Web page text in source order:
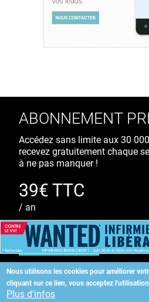
Nous utilisons les cookies pour améliorer
cliquant sur ce lien, vous acceptez
Plus d'infos
ABONNEMENT
Accédez sans limite aux 30
recevez gratuitement chaque
à ne pas manquer !
39€ TTC
/ an
S'ABONNER
Copyright